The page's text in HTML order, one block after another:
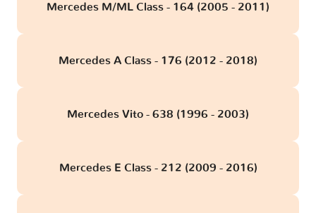
Mercedes M/ML Class - 164 (2005 - 2011)
Mercedes A Class - 176 (2012 - 2018)
Mercedes Vito - 638 (1996 - 2003)
Mercedes E Class - 212 (2009 - 2016)